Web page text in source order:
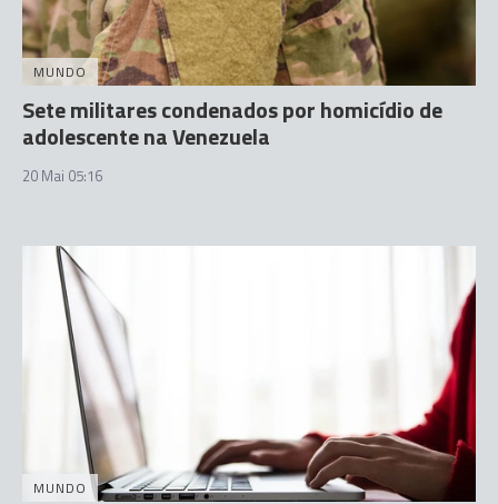
MUNDO
Sete militares condenados por homicídio de
adolescente na Venezuela
20 Mai 05:16
MUNDO